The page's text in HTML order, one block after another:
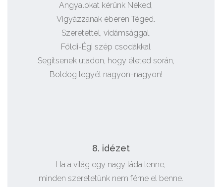
Angyalokat kérünk Néked,
Vigyázzanak éberen Téged.
Szeretettel, vidámsággal,
Földi-Égi szép csodákkal
Segítsenek utadon, hogy életed során,
Boldog legyél nagyon-nagyon!
8. idézet
Ha a világ egy nagy láda lenne,
minden szeretetünk nem férne el benne.